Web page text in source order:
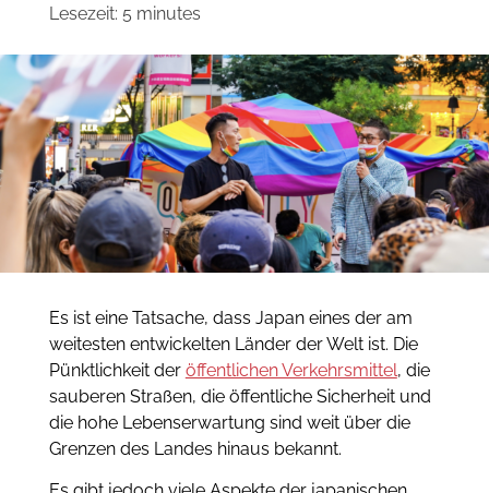
Lesezeit: 5 minutes
Es ist eine Tatsache, dass Japan eines der am
weitesten entwickelten Länder der Welt ist. Die
Pünktlichkeit der öffentlichen Verkehrsmittel, die
sauberen Straßen, die öffentliche Sicherheit und
die hohe Lebenserwartung sind weit über die
Grenzen des Landes hinaus bekannt.